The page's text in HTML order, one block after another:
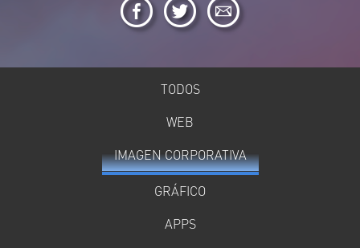
TODOS
WEB
IMAGEN CORPORATIVA
GRÁFICO
APPS